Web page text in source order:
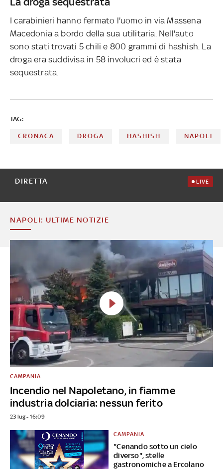
I carabinieri hanno fermato l'uomo in via Massena
Macedonia a bordo della sua utilitaria. Nell'auto
sono stati trovati 5 chili e 800 grammi di hashish. La
droga era suddivisa in 58 involucri ed è stata
sequestrata.
TAG:
CRONACA DROGA HASHISH NAPOLI
DIRETTA LIVE
NAPOLI: ULTIME NOTIZIE
Incendio nel Napoletano, in fiamme
industria dolciaria: nessun ferito
CAMPANIA
23 lug - 16:09
"Cenando sotto un cielo
diverso", stelle
gastronomiche a Ercolano
CAMPANIA